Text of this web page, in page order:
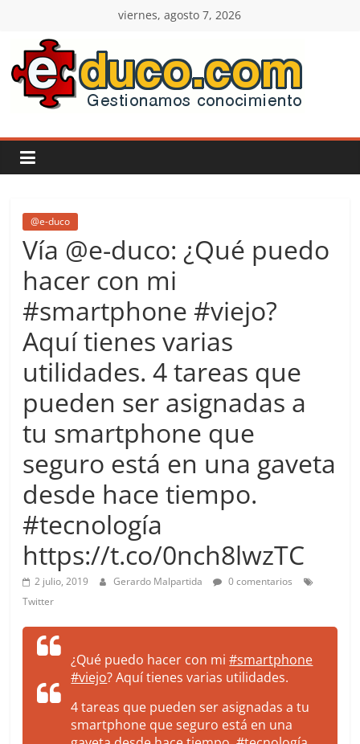
contenido
viernes, agosto 7, 2026
E-
duco:
Gestión
del
Conocimiento
Learn
more.
Do
more.
more.
@e-duco
Vía @e-duco: ¿Qué puedo
hacer con mi
#smartphone #viejo?
Aquí tienes varias
utilidades. 4 tareas que
pueden ser asignadas a
tu smartphone que
seguro está en una gaveta
desde hace tiempo.
#tecnología
https://t.co/0nch8lwzTC
2 julio, 2019 Gerardo Malpartida
0 comentarios
Twitter
¿Qué puedo hacer con mi#smartphone
#viejo? Aquí tienes varias utilidades.
4 tareas que pueden ser asignadas a tu
smartphone que seguro está en una